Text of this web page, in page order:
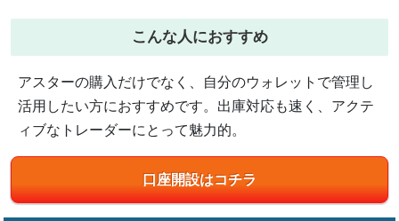
こんな人におすすめ
アスターの購入だけでなく、自分のウォレットで管理し
活用したい方におすすめです。 出庫対応も速く、アクテ
ィブなトレーダーにとって魅力的。
口座開設はコチラ